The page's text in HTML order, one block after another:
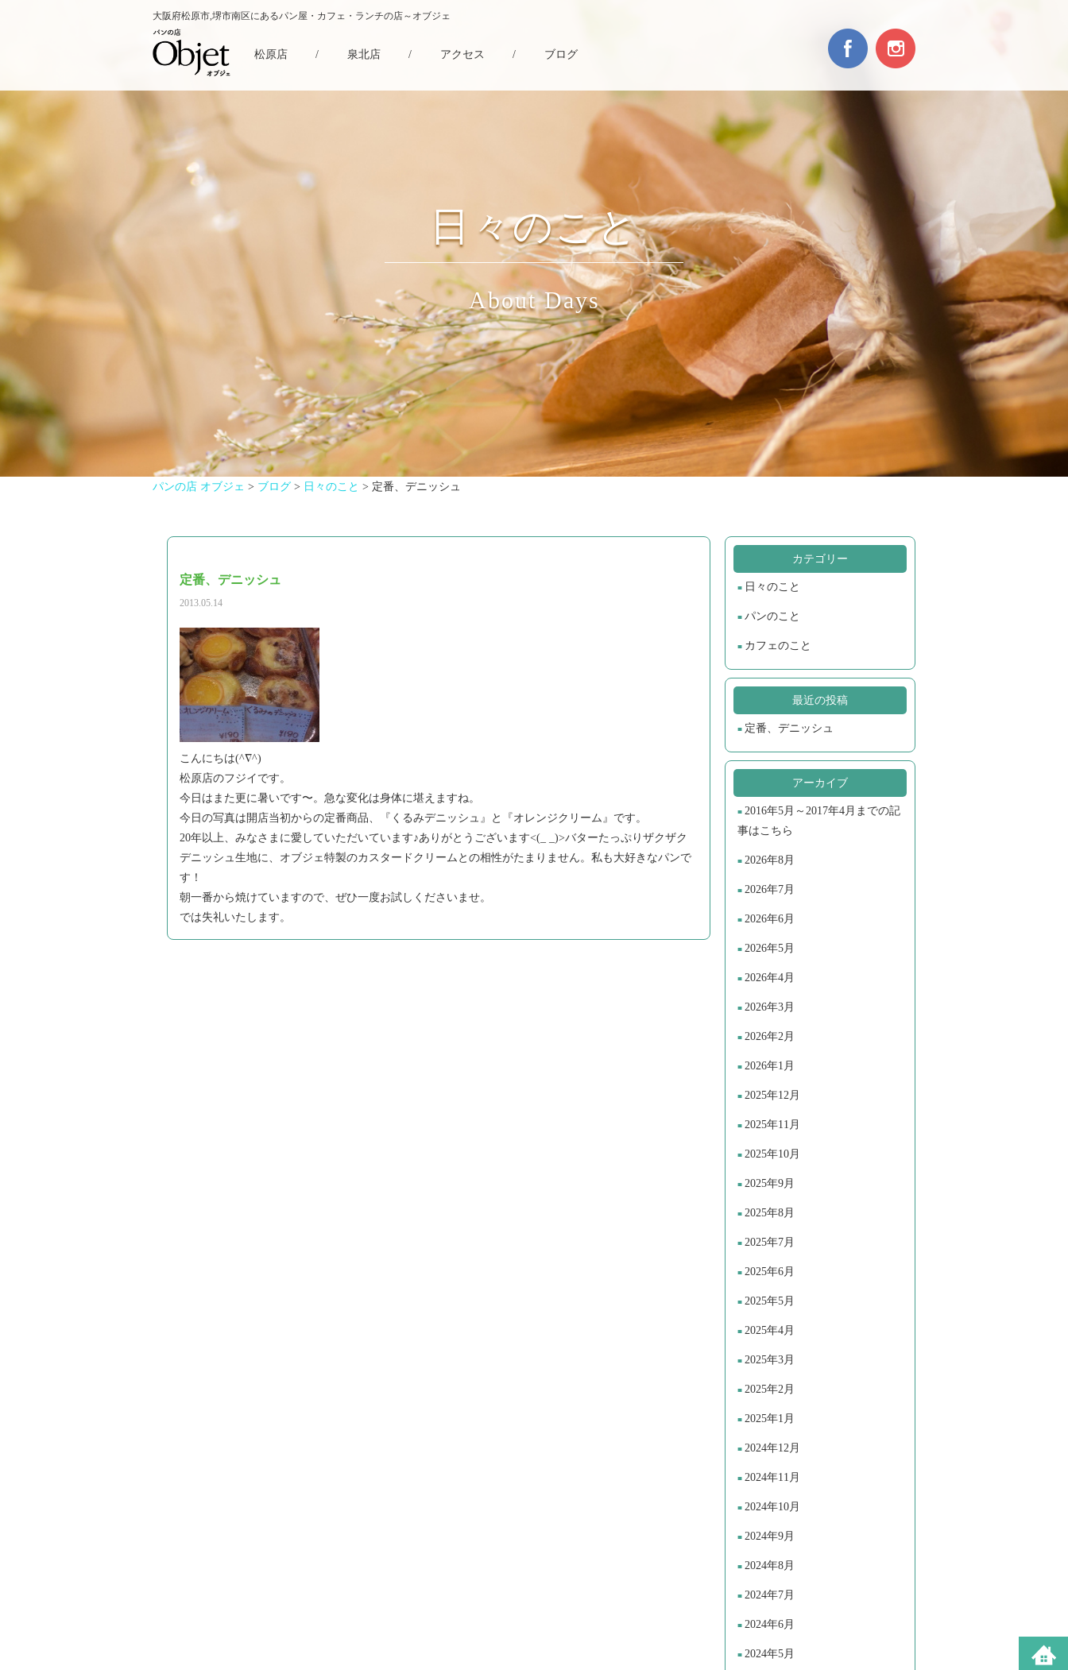
大阪府松原市,堺市南区にあるパン屋・カフェ・ランチの店～オブジェ
松原店 / 泉北店 / アクセス / ブログ
日々のこと
About Days
パンの店 オブジェ > ブログ > 日々のこと > 定番、デニッシュ
定番、デニッシュ
2013.05.14
こんにちは(^∇^)
松原店のフジイです。
今日はまた更に暑いです〜。急な変化は身体に堪えますね。
今日の写真は開店当初からの定番商品、『くるみデニッシュ』と『オレンジクリーム』です。
20年以上、みなさまに愛していただいています♪ありがとうございます<(_ _)>バターたっぷりザクザク
デニッシュ生地に、オブジェ特製のカスタードクリームとの相性がたまりません。私も大好きなパンで
す！
朝一番から焼けていますので、ぜひ一度お試しくださいませ。
では失礼いたします。
カテゴリー
日々のこと
パンのこと
カフェのこと
最近の投稿
定番、デニッシュ
アーカイブ
2016年5月～2017年4月までの記
事はこちら
2026年8月
2026年7月
2026年6月
2026年5月
2026年4月
2026年3月
2026年2月
2026年1月
2025年12月
2025年11月
2025年10月
2025年9月
2025年8月
2025年7月
2025年6月
2025年5月
2025年4月
2025年3月
2025年2月
2025年1月
2024年12月
2024年11月
2024年10月
2024年9月
2024年8月
2024年7月
2024年6月
2024年5月